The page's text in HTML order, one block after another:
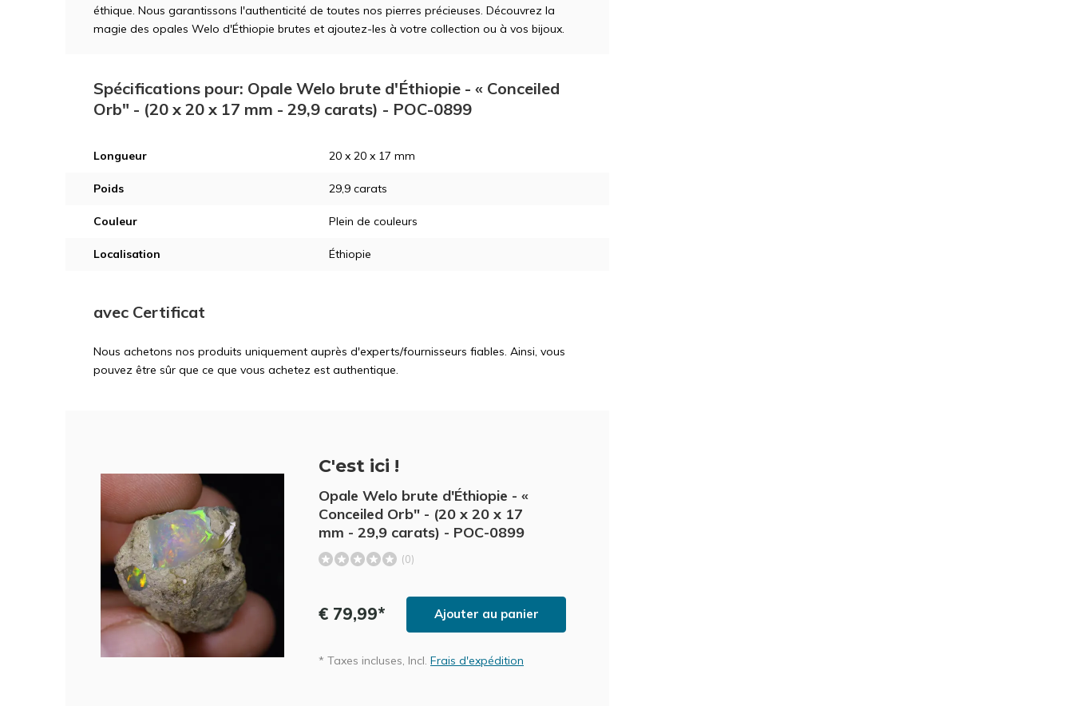
éthique. Nous garantissons l'authenticité de toutes nos pierres précieuses. Découvrez la
magie des opales Welo d'Éthiopie brutes et ajoutez-les à votre collection ou à vos bijoux.
Spécifications pour: Opale Welo brute d'Éthiopie - « Conceiled
Orb" - (20 x 20 x 17 mm - 29,9 carats) - POC-0899
Longueur 20 x 20 x 17 mm
Poids 29,9 carats
Couleur Plein de couleurs
Localisation Éthiopie
avec Certificat
Nous achetons nos produits uniquement auprès d'experts/fournisseurs fiables. Ainsi, vous
pouvez être sûr que ce que vous achetez est authentique.
C'est ici !
Opale Welo brute d'Éthiopie - «
Conceiled Orb" - (20 x 20 x 17
mm - 29,9 carats) - POC-0899
(0)
€ 79,99* Ajouter au panier
* Taxes incluses, Incl. Frais d'expédition